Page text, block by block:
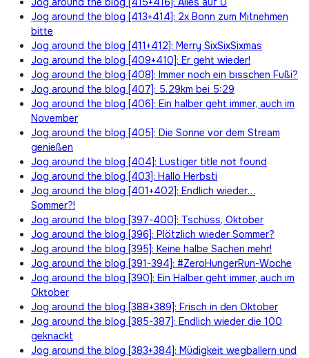
Jog around the blog [413+414]: 2x Bonn zum Mitnehmen
bitte
Jog around the blog [411+412]: Merry SixSixSixmas
Jog around the blog [409+410]: Er geht wieder!
Jog around the blog [408]: Immer noch ein bisschen Fußi?
Jog around the blog [407]: 5.29km bei 5:29
Jog around the blog [406]: Ein halber geht immer, auch im
November
Jog around the blog [405]: Die Sonne vor dem Stream
genießen
Jog around the blog [404]: Lustiger title not found
Jog around the blog [403]: Hallo Herbsti
Jog around the blog [401+402]: Endlich wieder…
Sommer?!
Jog around the blog [397-400]: Tschüss, Oktober
Jog around the blog [396]: Plötzlich wieder Sommer?
Jog around the blog [395]: Keine halbe Sachen mehr!
Jog around the blog [391-394]: #ZeroHungerRun-Woche
Jog around the blog [390]: Ein Halber geht immer, auch im
Oktober
Jog around the blog [388+389]: Frisch in den Oktober
Jog around the blog [385-387]: Endlich wieder die 100
geknackt
Jog around the blog [383+384]: Müdigkeit wegballern und